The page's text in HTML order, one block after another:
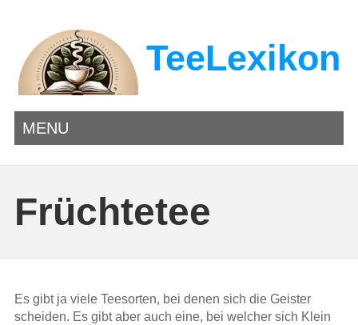
TeeLexikon
MENU
Früchtetee
Es gibt ja viele Teesorten, bei denen sich die Geister
scheiden. Es gibt aber auch eine, bei welcher sich Klein